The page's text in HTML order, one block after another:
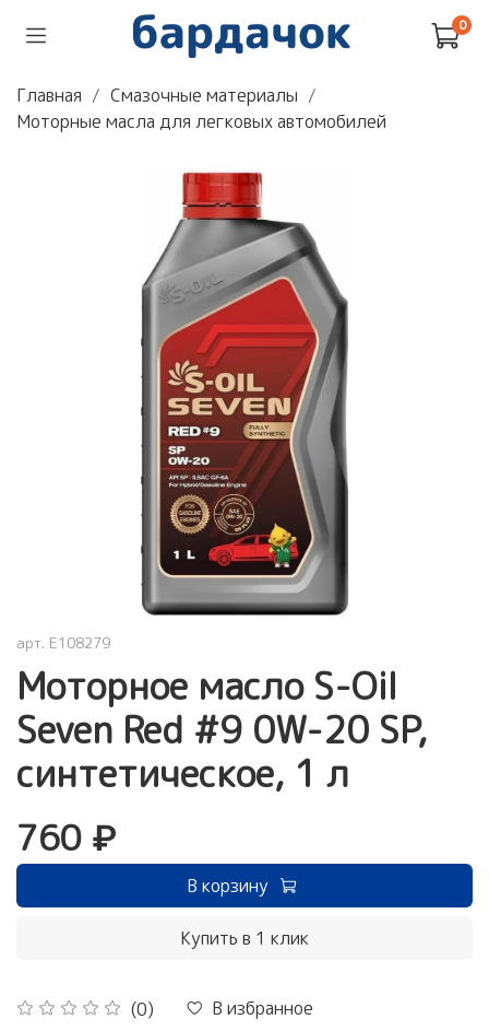
0
Главная
Смазочные материалы
Моторные масла для легковых автомобилей
арт. E108279
Моторное масло S-Oil
Seven Red #9 0W-20 SP,
синтетическое, 1 л
(0) В избранное
760 ₽
В корзину
Купить в 1 клик